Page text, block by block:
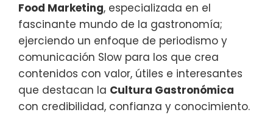
Food Marketing, especializada en el
fascinante mundo de la gastronomía;
ejerciendo un enfoque de periodismo y
comunicación Slow para los que crea
contenidos con valor, útiles e interesantes
que destacan la Cultura Gastronómica
con credibilidad, confianza y conocimiento.